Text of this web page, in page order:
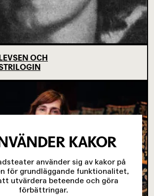
OCH
KAKOR
använder sig av kakor på
för grundläggande funktionalitet,
utvärdera beteende och göra
förbättringar.